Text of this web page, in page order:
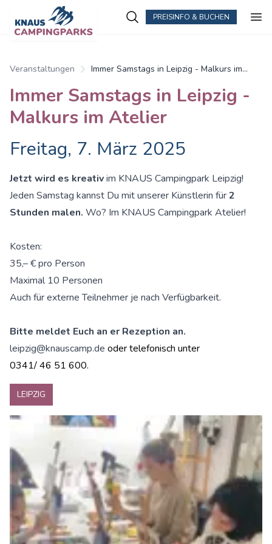
PREISINFO & BUCHEN
Veranstaltungen
Immer Samstags in Leipzig - Malkurs im
Immer Samstags in Leipzig -
Malkurs im Atelier
Freitag, 7. März 2025
Jetzt wird es kreativim KNAUS Campingpark Leipzig!
Jeden Samstag kannst Du mit unserer Künstlerin für2
Stunden malen. Wo? Im KNAUS Campingpark Atelier!
Kosten:
35,– € pro Person
Maximal 10 Personen
Auch für externe Teilnehmer je nach Verfügbarkeit.
Bitte meldet Euch an er Rezeption an.
leipzig@knauscamp.de oder telefonisch unter
0341/ 46 51 600.
LEIPZIG